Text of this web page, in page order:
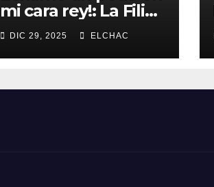
mi cara rey!: La Filia
por las Flatulencias”
DIC 29, 2025 ELCHAC